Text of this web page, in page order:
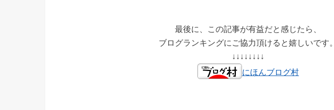
最後に、この記事が有益だと感じたら、
ブログランキングにご協力頂けると嬉しいです。
↓↓↓↓↓↓↓↓
にほんブログ村